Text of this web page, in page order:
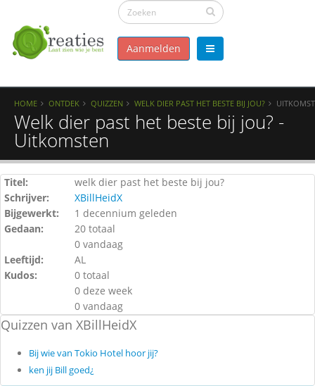
Aanmelden
HOME ONTDEK QUIZZEN WELK DIER PAST HET BESTE BIJ JOU?
Welk dier past het beste bij jou? -
Uitkomsten
Titel:
welk dier past het beste bij jou?
Schrijver:
XBillHeidX
Bijgewerkt:
1 decennium geleden
Gedaan:
20 totaal
0 vandaag
Leeftijd:
AL
Kudos:
0 totaal
0 deze week
0 vandaag
Quizzen van XBillHeidX
Bij wie van Tokio Hotel hoor jij?
ken jij Bill goed¿